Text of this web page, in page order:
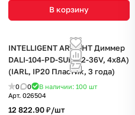
В корзину
INTELLIGENT ARLIGHT Диммер
DALI-104-PD-SUF (12-36V, 4х8А)
(IARL, IP20 Пластик, 3 года)
0 0 В наличии: 100 шт
Арт. 026504
12 822.90 ₽/шт